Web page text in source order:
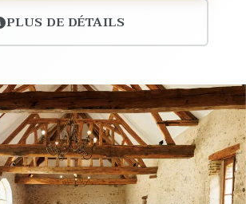
PLUS DE DÉTAILS